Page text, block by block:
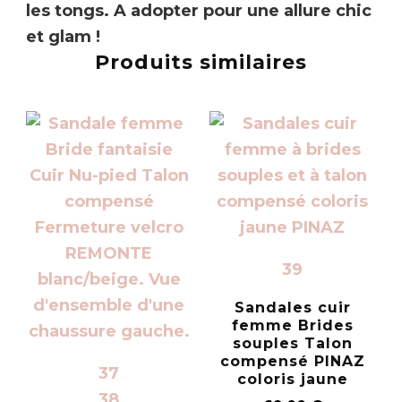
les tongs. A adopter pour une allure chic
et glam !
Produits similaires
37
39
Sandales cuir
femme Brides
souples Talon
compensé PINAZ
coloris jaune